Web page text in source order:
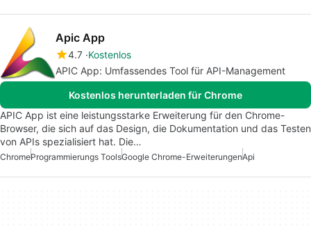
Apic App
4.7 Kostenlos
APIC App: Umfassendes Tool für API-Management
Kostenlos herunterladen für Chrome
APIC App ist eine leistungsstarke Erweiterung für den Chrome-
Browser, die sich auf das Design, die Dokumentation und das Testen
von APIs spezialisiert hat. Die…
ChromeProgrammierungs ToolsGoogle Chrome-ErweiterungenApi